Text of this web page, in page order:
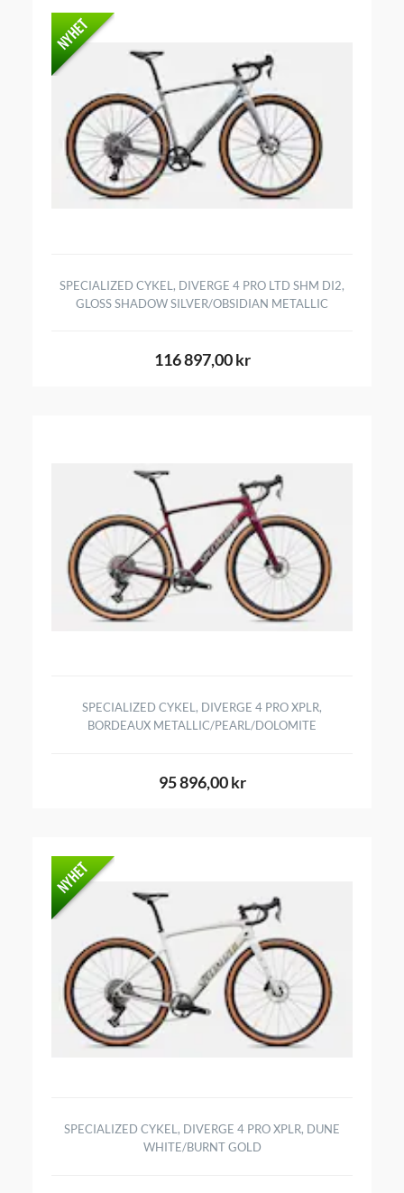
SPECIALIZED CYKEL, DIVERGE 4 PRO LTD SHM DI2,
GLOSS SHADOW SILVER/OBSIDIAN METALLIC
116 897,00 kr
SPECIALIZED CYKEL, DIVERGE 4 PRO XPLR,
BORDEAUX METALLIC/PEARL/DOLOMITE
95 896,00 kr
SPECIALIZED CYKEL, DIVERGE 4 PRO XPLR, DUNE
WHITE/BURNT GOLD